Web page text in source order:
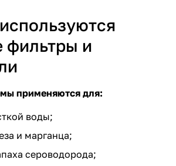
фильтры и
применяются для:
воды;
и марганца;
сероводорода;